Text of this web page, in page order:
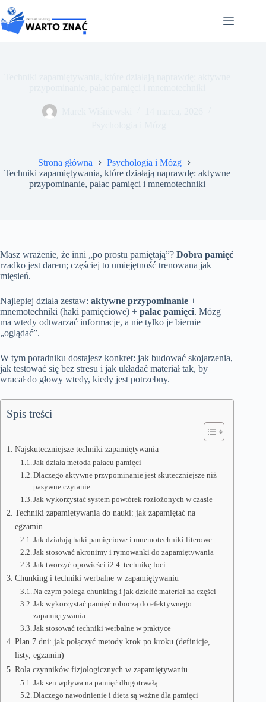
do
treści
Strona główna
Psychologia i Mózg
Techniki zapamiętywania, które działają naprawdę: aktywne
przypominanie, pałac pamięci i mnemotechniki
Masz wrażenie, że inni „po prostu pamiętają”? Dobra pamięć
rzadko jest darem; częściej to umiejętność trenowana jak
mięsień.
Najlepiej działa zestaw: aktywne przypominanie +
mnemotechniki (haki pamięciowe) + pałac pamięci. Mózg
ma wtedy odtwarzać informacje, a nie tylko je biernie
„oglądać”.
W tym poradniku dostajesz konkret: jak budować skojarzenia,
jak testować się bez stresu i jak układać materiał tak, by
wracał do głowy wtedy, kiedy jest potrzebny.
Spis treści
Najskuteczniejsze techniki zapamiętywania
Jak działa metoda pałacu pamięci
Dlaczego aktywne przypominanie jest skuteczniejsze niż
pasywne czytanie
Jak wykorzystać system powtórek rozłożonych w czasie
Techniki zapamiętywania do nauki: jak zapamiętać na
egzamin
Jak działają haki pamięciowe i mnemotechniki literowe
Jak stosować akronimy i rymowanki do zapamiętywania
Jak tworzyć opowieści i
technikę loci
Chunking i techniki werbalne w zapamiętywaniu
Na czym polega chunking i jak dzielić materiał na części
Jak wykorzystać pamięć roboczą do efektywnego
zapamiętywania
Jak stosować techniki werbalne w praktyce
Plan 7 dni: jak połączyć metody krok po kroku (definicje,
listy, egzamin)
Rola czynników fizjologicznych w zapamiętywaniu
Jak sen wpływa na pamięć długotrwałą
Dlaczego nawodnienie i dieta są ważne dla pamięci